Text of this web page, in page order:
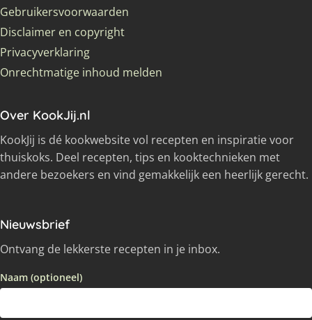
Gebruikersvoorwaarden
Disclaimer en copyright
Privacyverklaring
Onrechtmatige inhoud melden
Over KookJij.nl
KookJij is dé kookwebsite vol recepten en inspiratie voor
thuiskoks. Deel recepten, tips en kooktechnieken met
andere bezoekers en vind gemakkelijk een heerlijk gerecht.
Nieuwsbrief
Ontvang de lekkerste recepten in je inbox.
Naam (optioneel)